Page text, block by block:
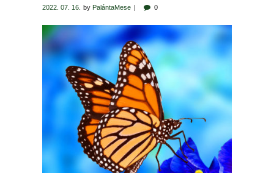
2022. 07. 16. by PalántaMese 0